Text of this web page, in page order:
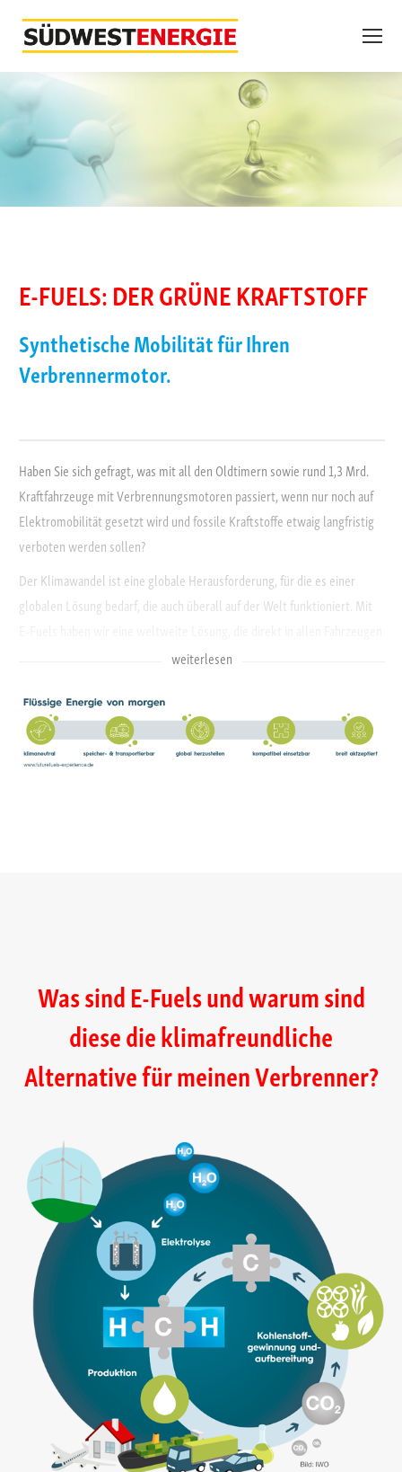
E-FUELS: DER GRÜNE KRAFTSTOFF
Synthetische Mobilität für Ihren
Verbrennermotor.
Haben Sie sich gefragt, was mit all den Oldtimern sowie rund 1,3 Mrd.
Kraftfahrzeuge mit Verbrennungsmotoren passiert, wenn nur noch auf
Elektromobilität gesetzt wird und fossile Kraftstoffe etwaig langfristig
verboten werden sollen?
Der Klimawandel ist eine globale Herausforderung, für die es einer
globalen Lösung bedarf, die auch überall auf der Welt funktioniert. Mit
einsetzbar ist. Sie ermöglichen es, die rund 1,3 Mrd. Kraftfahrzeuge und
Nur so können wirklich alle Länder und Regionen in die Anstrengungen
um die Einsparung von CO2-Emissionen einbezogen werden.
E-Fuels sind einfach, genial, klimaneutral.
Jetzt mehr erfahren
weiterlesen
Was sind E-Fuels und warum sind
diese die klimafreundliche
Alternative für meinen Verbrenner?